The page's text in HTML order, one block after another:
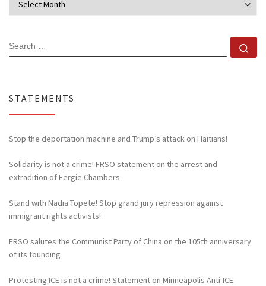
SEARCH
STATEMENTS
Stop the deportation machine and Trump’s attack on Haitians!
Solidarity is not a crime! FRSO statement on the arrest and
extradition of Fergie Chambers
Stand with Nadia Topete! Stop grand jury repression against
immigrant rights activists!
FRSO salutes the Communist Party of China on the 105th anniversary
of its founding
Protesting ICE is not a crime! Statement on Minneapolis Anti-ICE